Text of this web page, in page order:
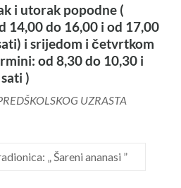
i utorak popodne (
14,00 do 16,00 i od 17,00
i srijedom i četvrtkom
od 8,30 do 10,30 i
)
UZRASTA
„ Šareni ananasi ”